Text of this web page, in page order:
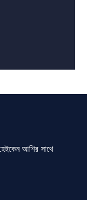
আশির সাথে